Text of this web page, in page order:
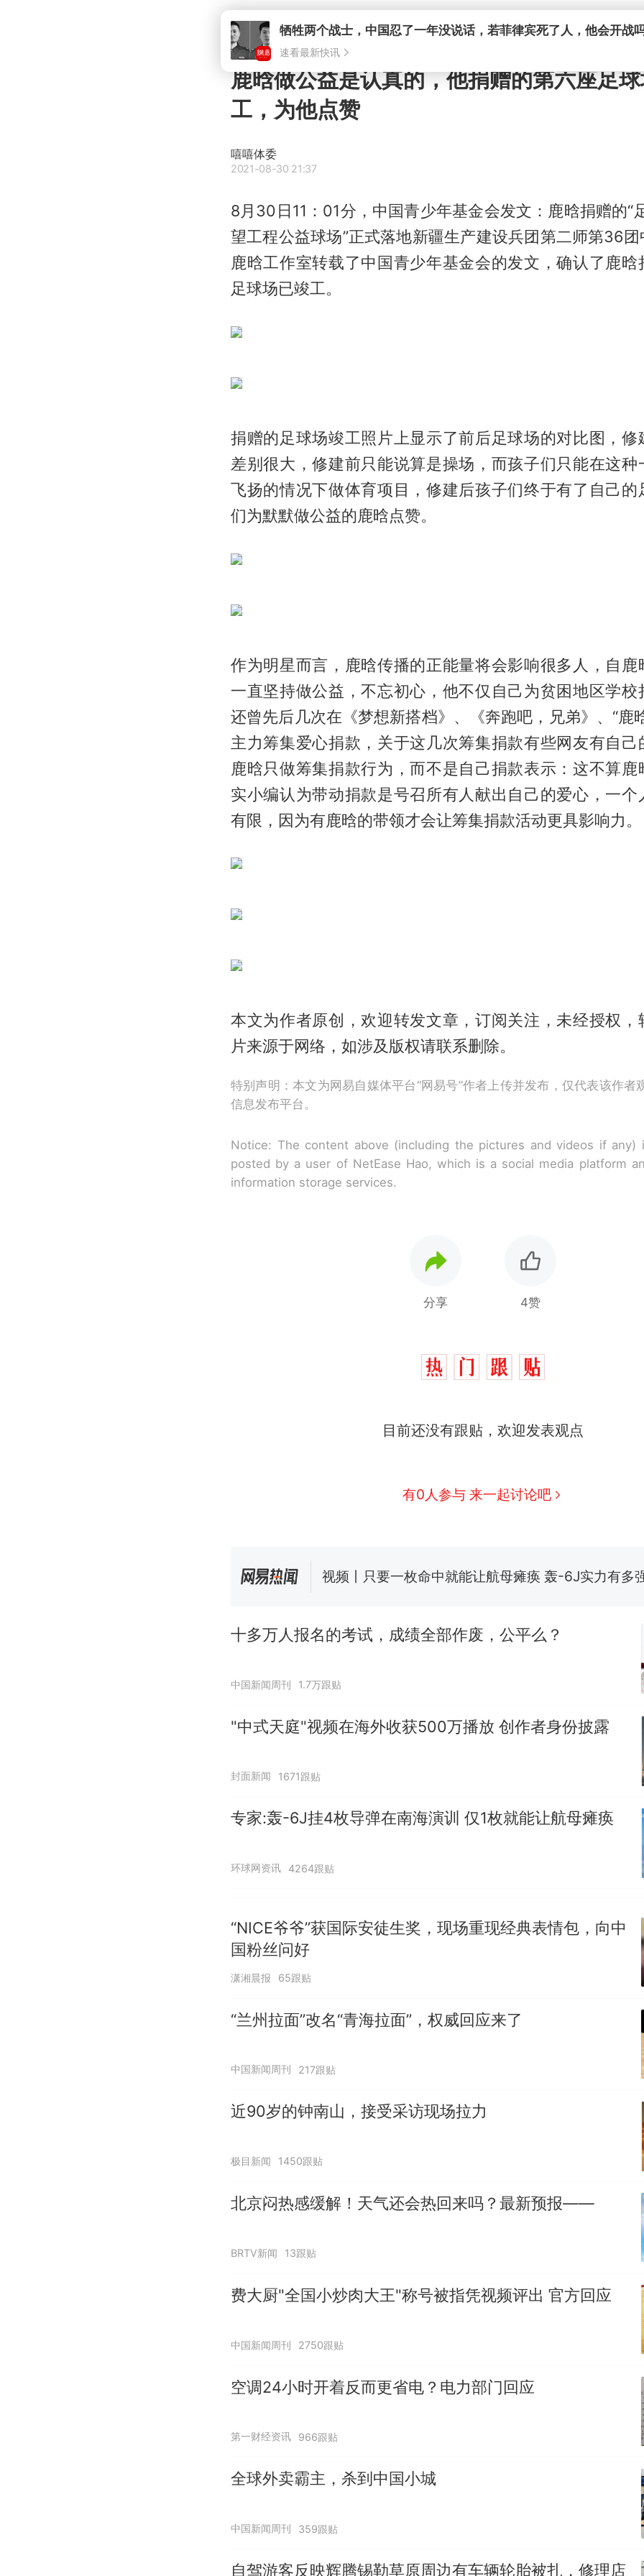
牺牲两个战士，中国忍了一年没说话，若菲律宾死了人，他会开战
速看最新快讯
鹿晗做公益是认真的，他捐赠的第六座足
工，为他点赞
嘻嘻体委
2021-08-30 21:37
8月30日11：01分，中国青少年基金会发文：鹿晗捐赠的“
望工程公益球场”正式落地新疆生产建设兵团第二师第36团
鹿晗工作室转载了中国青少年基金会的发文，确认了鹿晗
足球场已竣工。
捐赠的足球场竣工照片上显示了前后足球场的对比图，修
差别很大，修建前只能说算是操场，而孩子们只能在这种
飞扬的情况下做体育项目，修建后孩子们终于有了自己的
们为默默做公益的鹿晗点赞。
作为明星而言，鹿晗传播的正能量将会影响很多人，自鹿
一直坚持做公益，不忘初心，他不仅自己为贫困地区学校
还曾先后几次在《梦想新搭档》、《奔跑吧，兄弟》、“鹿
主力筹集爱心捐款，关于这几次筹集捐款有些网友有自己
鹿晗只做筹集捐款行为，而不是自己捐款表示：这不算鹿
实小编认为带动捐款是号召所有人献出自己的爱心，一个
有限，因为有鹿晗的带领才会让筹集捐款活动更具影响力。
本文为作者原创，欢迎转发文章，订阅关注，未经授权，
片来源于网络，如涉及版权请联系删除。
特别声明：本文为网易自媒体平台“网易号”作者上传并发布，仅代表该作者
信息发布平台。
Notice: The content above (including the pictures and videos if any)
posted by a user of NetEase Hao, which is a social media platform
information storage services.
分享 4赞
目前还没有跟贴，欢迎发表观点
有0人参与 来一起讨论吧
全球唯一没有法定首都的国家，刚改国名，总统就
视频丨只要一枚命中就能让航母瘫痪 轰-6J实力有多
佛山一中学招聘物理教师，笔试前13名均遭淘汰？教
热
十多万人报名的考试，成绩全部作废，公平么？
中国新闻周刊 1.7万跟贴
"中式天庭"视频在海外收获500万播放 创作者身份披露
封面新闻 1671跟贴
专家:轰-6J挂4枚导弹在南海演训 仅1枚就能让航母瘫痪
环球网资讯 4264跟贴
“NICE爷爷”获国际安徒生奖，现场重现经典表情包，向中
国粉丝问好
潇湘晨报 65跟贴
“兰州拉面”改名“青海拉面”，权威回应来了
中国新闻周刊 217跟贴
近90岁的钟南山，接受采访现场拉力
极目新闻 1450跟贴
北京闷热感缓解！天气还会热回来吗？最新预报——
BRTV新闻 13跟贴
费大厨"全国小炒肉大王"称号被指凭视频评出 官方回应
中国新闻周刊 2750跟贴
空调24小时开着反而更省电？电力部门回应
第一财经资讯 966跟贴
全球外卖霸主，杀到中国小城
中国新闻周刊 359跟贴
自驾游客反映辉腾锡勒草原周边有车辆轮胎被扎，修理店